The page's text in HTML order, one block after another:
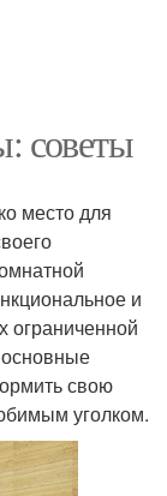
советы
место для
и
ограниченной
свою
уголком.